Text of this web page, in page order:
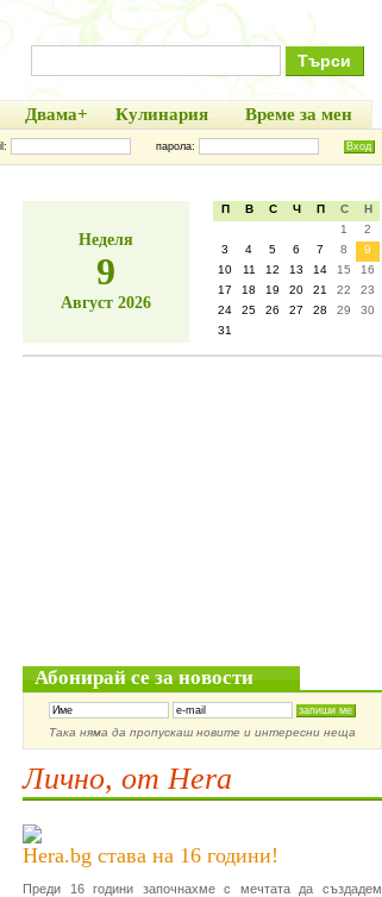
Двама+ Кулинария Време за мен
парола:
Неделя
9
Август 2026
П В С Ч П С
Н
1
2
3
4 5 6 7 8
9
10
11 12 13 14 15
16
17
18 19 20 21 22
23
24
25 26 27 28 29
30
31
Абонирай се за новости
Така няма да пропускаш новите и интересни неща
Лично, от Hera
Hera.bg става на 16 години!
Преди 16 години започнахме с мечтата да създадем